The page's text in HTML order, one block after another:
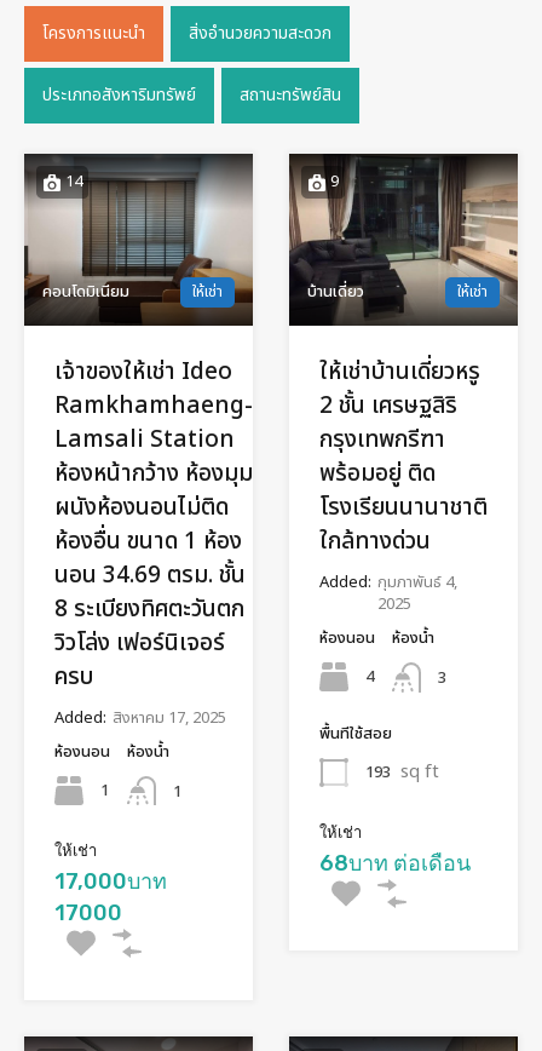
โครงการแนะนำ สิ่งอำนวยความสะดวก
ประเภทอสังหาริมทรัพย์ สถานะทรัพย์สิน
14
คอนโดมิเนียม ให้เช่า
เจ้าของให้เช่า Ideo
Ramkhamhaeng-
Lamsali Station
ห้องหน้ากว้าง ห้องมุม
ผนังห้องนอนไม่ติด
ห้องอื่น ขนาด 1 ห้อง
นอน 34.69 ตรม. ชั้น
8 ระเบียงทิศตะวันตก
วิวโล่ง เฟอร์นิเจอร์
ครบ
Added: สิงหาคม 17, 2025
ห้องนอน
1
ห้องน้ำ
1
ให้เช่า
17,000บาท
17000
9
บ้านเดี่ยว ให้เช่า
ให้เช่าบ้านเดี่ยวหรู
2 ชั้น เศรษฐสิริ
กรุงเทพกรีฑา
พร้อมอยู่ ติด
โรงเรียนนานาชาติ
ใกล้ทางด่วน
Added: กุมภาพันธ์ 4,
2025
ห้องนอน
4
ห้องน้ำ
3
พื้นทีใช้สอย
193 sq ft
ให้เช่า
68บาท ต่อเดือน